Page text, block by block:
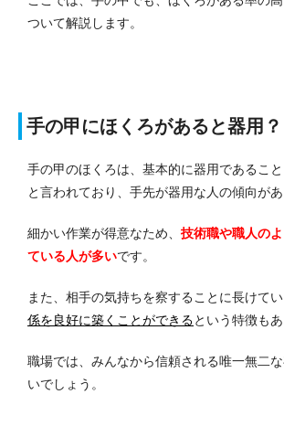
ついて解説します。
手の甲にほくろがあると器用？
手の甲のほくろは、基本的に器用であるこ
と言われており、手先が器用な人の傾向があ
細かい作業が得意なため、 技術職や職人の
ている人が多いです。
また、相手の気持ちを察することに長けてい
係を良好に築くことができるという特徴もあ
職場では、みんなから信頼される唯一無二
いでしょう。